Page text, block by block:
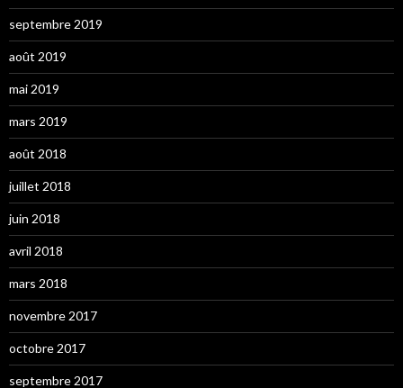
septembre 2019
août 2019
mai 2019
mars 2019
août 2018
juillet 2018
juin 2018
avril 2018
mars 2018
novembre 2017
octobre 2017
septembre 2017